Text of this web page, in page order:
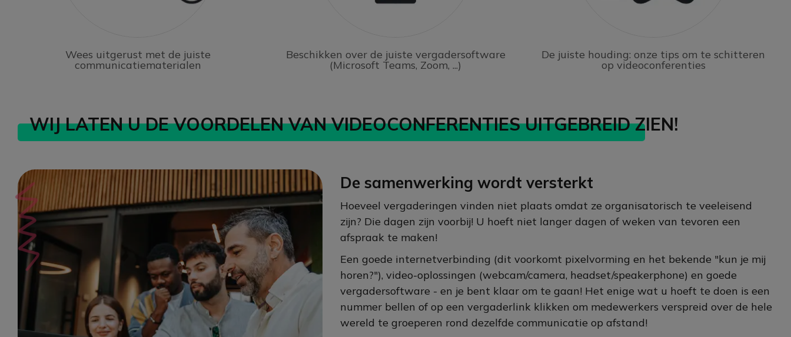
Wees uitgerust met de juiste
communicatiematerialen
Beschikken over de juiste vergadersoftware
(Microsoft Teams, Zoom, ...)
De juiste houding: onze tips om te schitteren
op videoconferenties
WIJ LATEN U DE VOORDELEN VAN VIDEOCONFERENTIES UITGEBREID ZIEN!
De samenwerking wordt versterkt
Hoeveel vergaderingen vinden niet plaats omdat ze organisatorisch te veeleisend
zijn? Die dagen zijn voorbij! U hoeft niet langer dagen of weken van tevoren een
afspraak te maken!
Een goede internetverbinding (dit voorkomt pixelvorming en het bekende "kun je mij
horen?"), video-oplossingen (webcam/camera, headset/speakerphone) en goede
vergadersoftware - en je bent klaar om te gaan! Het enige wat u hoeft te doen is een
nummer bellen of op een vergaderlink klikken om medewerkers verspreid over de hele
wereld te groeperen rond dezelfde communicatie op afstand!